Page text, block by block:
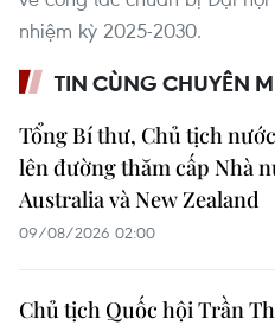
nhiệm kỳ 2025-2030.
TIN CÙNG CHUYÊN
Tổng Bí thư, Chủ tịch
lên đường thăm cấp Nhà
Australia và New Zealand
09/08/2026 02:00
Chủ tịch Quốc hội Trần